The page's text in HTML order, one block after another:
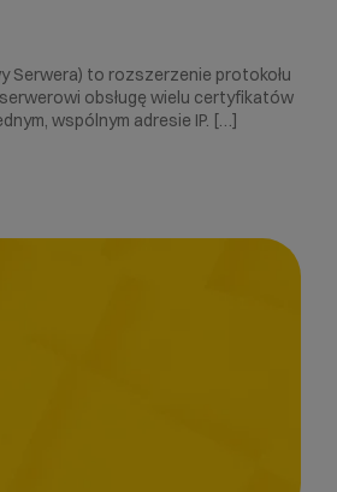
Serwera) to rozszerzenie protokołu
obsługę wielu certyfikatów
wspólnym adresie IP. […]